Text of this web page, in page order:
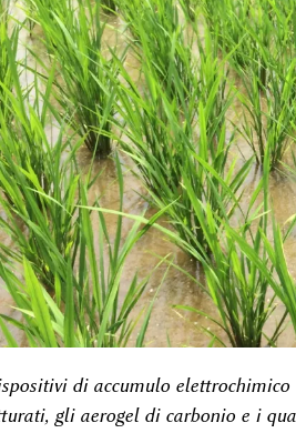
di accumulo
gli aerogel di carbonio e i